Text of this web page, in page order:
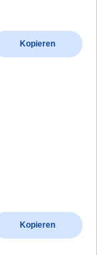
Kopieren
Kopieren